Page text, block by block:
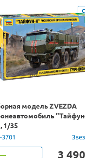
модель ZVEZDA
1/35
3701
3 490